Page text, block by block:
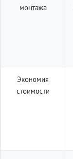
монтажа
Экономия
стоимости